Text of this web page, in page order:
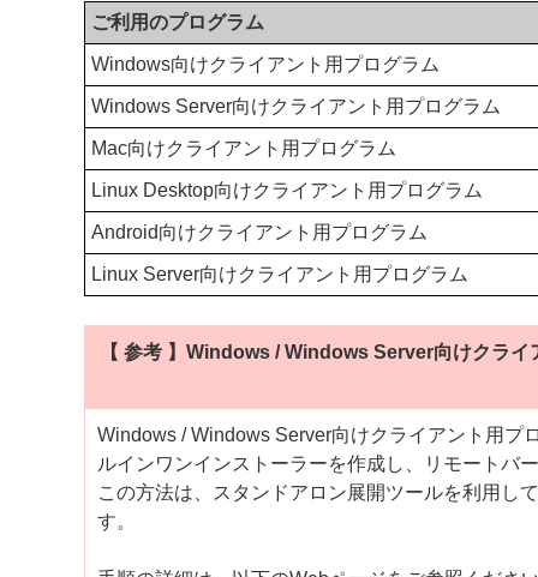
ご利用のプログラム
Windows向けクライアント用プログラム
Windows Server向けクライアント用プログラム
Mac向けクライアント用プログラム
Linux Desktop向けクライアント用プログラム
Android向けクライアント用プログラム
Linux Server向けクライアント用プログラム
【 参考 】Windows / Windows Server向けクラ
Windows / Windows Server向けクライアント用プ
ルインワンインストーラーを作成し、リモートバ
この方法は、スタンドアロン展開ツールを利用し
す。